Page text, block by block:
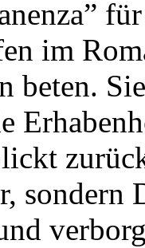
im
beten.
sondern